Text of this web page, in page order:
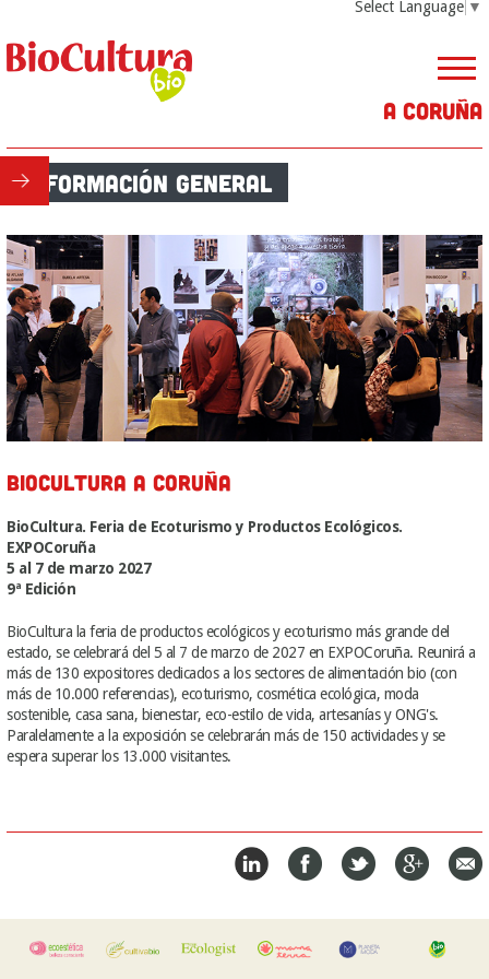
Select Language ▼
A Coruña
Información General
BIOCULTURA A CORUÑA
BioCultura. Feria de Ecoturismo y Productos Ecológicos.
EXPOCoruña
5 al 7 de marzo 2027
9ª Edición
BioCultura la feria de productos ecológicos y ecoturismo más grande del
estado, se celebrará del 5 al 7 de marzo de 2027 en EXPOCoruña. Reunirá a
más de 130 expositores dedicados a los sectores de alimentación bio (con
más de 10.000 referencias), ecoturismo, cosmética ecológica, moda
sostenible, casa sana, bienestar, eco-estilo de vida, artesanías y ONG's.
Paralelamente a la exposición se celebrarán más de 150 actividades y se
espera superar los 13.000 visitantes.